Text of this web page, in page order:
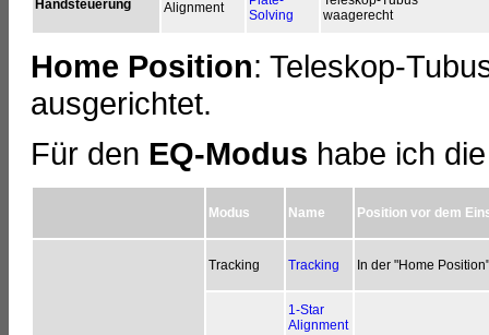
Handsteuerung
Alignment
Solving
waagerecht
Home Position: Teleskop-
ausgerichtet.
Für den EQ-Modus habe ich
Modus Name Position vor dem
Tracking Tracking In der "Home Position"
1-Star
Alignment